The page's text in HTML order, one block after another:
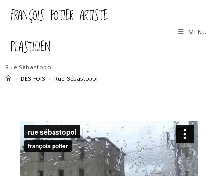
FRANÇOIS POTIER ARTISTE
PLASTICIEN
MENU
Rue Sébastopol
> DES FOIS > Rue Sébastopol